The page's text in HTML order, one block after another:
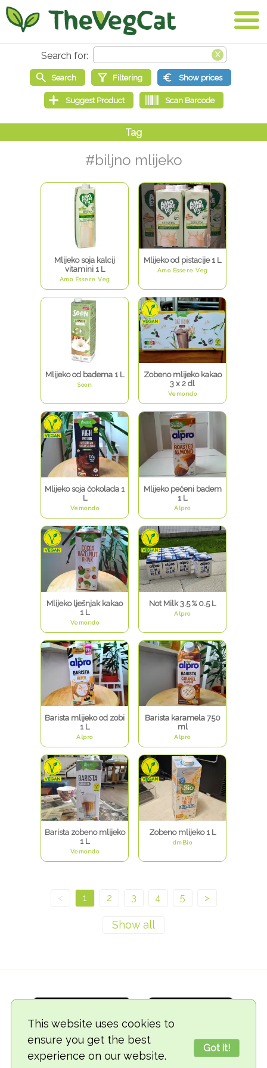
This website uses cookies to
ensure you get the best
experience on our website.
Got it!
#biljno mlijeko
Mlijeko soja kalcij
vitamini 1 L
Amo Essere Veg
Mlijeko od pistacije 1 L
Amo Essere Veg
Mlijeko od badema 1 L
Soon
Zobeno mlijeko kakao
3 x 2 dl
Vemondo
Mlijeko soja čokolada 1
L
Vemondo
Mlijeko pečeni badem
1 L
Alpro
Mlijeko lješnjak kakao
1 L
Vemondo
Not Milk 3.5 % 0.5 L
Alpro
Barista mlijeko od zobi
1 L
Alpro
Barista karamela 750
ml
Alpro
Barista zobeno mlijeko
1 L
Vemondo
Zobeno mlijeko 1 L
dmBio
< 1 2 3 4 5 >
© 2018-2026 TheVegCat